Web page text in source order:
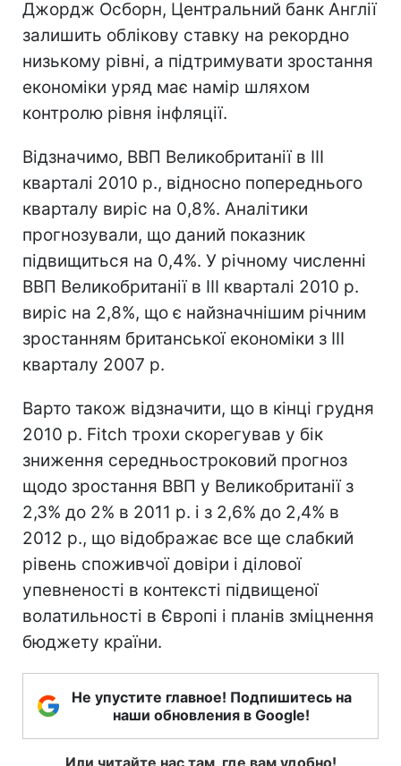
Джордж Осборн, Центральний банк Англії
залишить облікову ставку на рекордно
низькому рівні, а підтримувати зростання
економіки уряд має намір шляхом
контролю рівня інфляції.
Відзначимо, ВВП Великобританії в III
кварталі 2010 р., відносно попереднього
кварталу виріс на 0,8%. Аналітики
прогнозували, що даний показник
підвищиться на 0,4%. У річному численні
ВВП Великобританії в III кварталі 2010 р.
виріс на 2,8%, що є найзначнішим річним
зростанням британської економіки з III
кварталу 2007 р.
Варто також відзначити, що в кінці грудня
2010 р. Fitch трохи скорегував у бік
зниження середньостроковий прогноз
щодо зростання ВВП у Великобританії з
2,3% до 2% в 2011 р. і з 2,6% до 2,4% в
2012 р., що відображає все ще слабкий
рівень споживчої довіри і ділової
упевненості в контексті підвищеної
волатильності в Європі і планів зміцнення
бюджету країни.
Не упустите главное! Подпишитесь на
наши обновления в Google!
Или читайте нас там, где вам удобно!